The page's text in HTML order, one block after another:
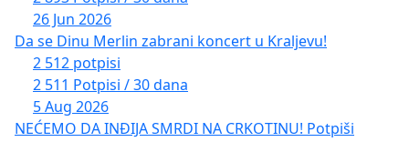
26 Jun 2026
Da se Dinu Merlin zabrani koncert u Kraljevu!
2 512 potpisi
2 511 Potpisi / 30 dana
5 Aug 2026
NEĆEMO DA INĐIJA SMRDI NA CRKOTINU! Potpiši